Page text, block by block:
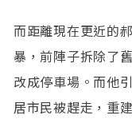
而距離現在更近的
暴，前陣子拆除了
改成停車場。而他
居市民被趕走，重